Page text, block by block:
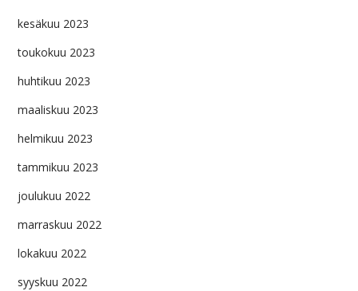
kesäkuu 2023
toukokuu 2023
huhtikuu 2023
maaliskuu 2023
helmikuu 2023
tammikuu 2023
joulukuu 2022
marraskuu 2022
lokakuu 2022
syyskuu 2022